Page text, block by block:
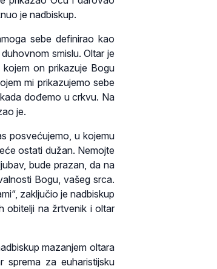
je nadbiskup.
sebe definirao kao
smislu. Oltar je
on prikazuje Bogu
mi prikazujemo sebe
dođemo u crkvu. Na
je.
posvećujemo, u kojemu
ostati dužan. Nemojte
bude prazan, da na
Bogu, vašeg srca.
zaključio je nadbiskup
obitelji na žrtvenik i oltar
mazanjem oltara
sprema za euharistijsku